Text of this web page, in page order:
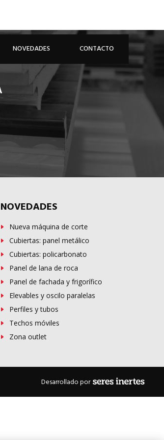
NOVEDADES CONTACTO
NOVEDADES
Nueva máquina de corte
Cubiertas: panel metálico
Cubiertas: policarbonato
Panel de lana de roca
Panel de fachada y frigorífico
Elevables y oscilo paralelas
Perfiles y tubos
Techos móviles
Zona outlet
Desarrollado por